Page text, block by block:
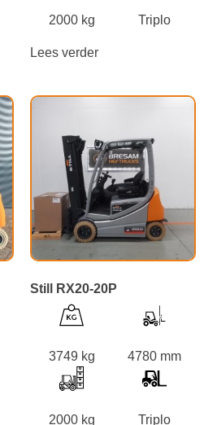
2000 kg Triplo
Lees verder
Still RX20-20P
3749 kg 4780 mm
2000 kg Triplo